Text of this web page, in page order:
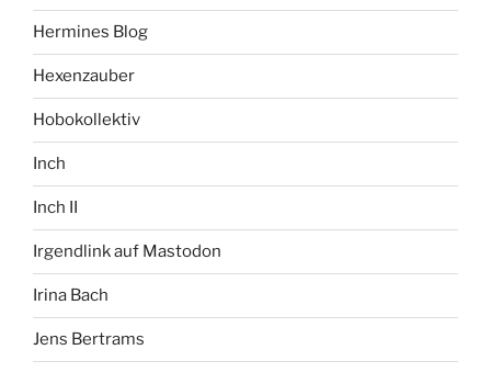
Hermines Blog
Hexenzauber
Hobokollektiv
Inch
Inch II
Irgendlink auf Mastodon
Irina Bach
Jens Bertrams